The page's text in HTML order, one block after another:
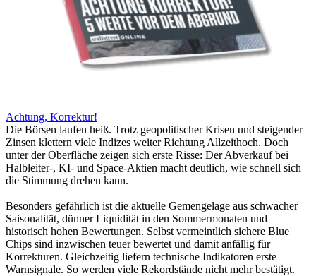
Achtung, Korrektur!
Die Börsen laufen heiß. Trotz geopolitischer Krisen und steigender
Zinsen klettern viele Indizes weiter Richtung Allzeithoch. Doch
unter der Oberfläche zeigen sich erste Risse: Der Abverkauf bei
Halbleiter-, KI- und Space-Aktien macht deutlich, wie schnell sich
die Stimmung drehen kann.
Besonders gefährlich ist die aktuelle Gemengelage aus schwacher
Saisonalität, dünner Liquidität in den Sommermonaten und
historisch hohen Bewertungen. Selbst vermeintlich sichere Blue
Chips sind inzwischen teuer bewertet und damit anfällig für
Korrekturen. Gleichzeitig liefern technische Indikatoren erste
Warnsignale. So werden viele Rekordstände nicht mehr bestätigt.